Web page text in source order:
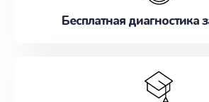
Бесплатная диагностика